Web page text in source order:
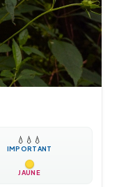
💧 💧 💧
IMPORTANT
JAUNE